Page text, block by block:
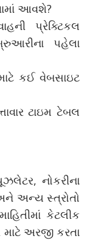
આવશે?
પ્રેક્ટિકલ
પહેલા
કઈ વેબસાઇટ
ટાઇમ ટેબલ
નોકરીના
અને અન્ય સ્ત્રોતો
કેટલીક
અરજી કરતા